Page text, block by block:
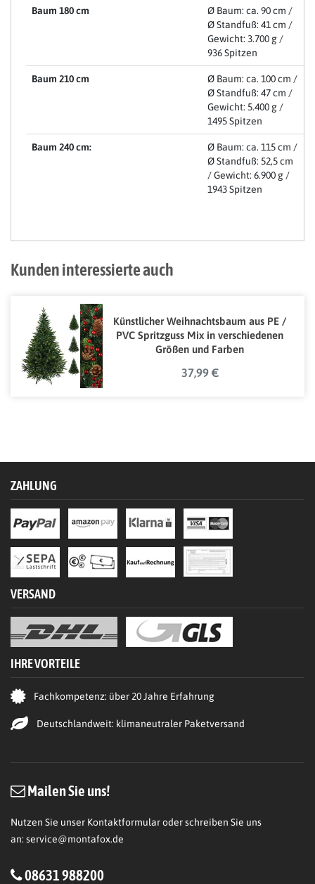
Baum 180 cm
Ø Baum: ca. 90 cm /
Ø Standfuß: 41 cm /
Gewicht: 3.700 g /
936 Spitzen
Baum 210 cm
Ø Baum: ca. 100 cm /
Ø Standfuß: 47 cm /
Gewicht: 5.400 g /
1495 Spitzen
Baum 240 cm:
Ø Baum: ca. 115 cm /
Ø Standfuß: 52,5 cm
/ Gewicht: 6.900 g /
1943 Spitzen
Kunden interessierte auch
Künstlicher Weihnachtsbaum aus PE /
PVC Spritzguss Mix in verschiedenen
Größen und Farben
37,99 €
ZAHLUNG
VERSAND
IHRE VORTEILE
Fachkompetenz: über 20 Jahre Erfahrung
Deutschlandweit: klimaneutraler Paketversand
Mailen Sie uns!
Nutzen Sie unser Kontaktformular oder schreiben Sie uns
an: service@montafox.de
08631 988200